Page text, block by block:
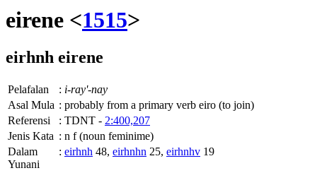
eirene <1515>
eirhnh eirene
Pelafalan : i-ray'-nay
Asal Mula : probably from a primary verb eiro (to join)
Referensi
: TDNT - 2:400,207
Jenis Kata : n f (noun feminime)
Dalam
Yunani
: eirhnh 48, eirhnhn 25, eirhnhv 19